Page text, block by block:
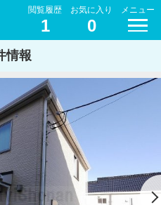
閲覧履歴
1
お気に入り
0
メニュー
情報